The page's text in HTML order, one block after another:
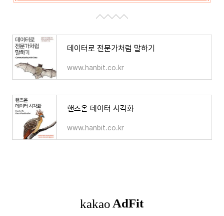
데이터로 전문가처럼 말하기
www.hanbit.co.kr
핸즈온 데이터 시각화
www.hanbit.co.kr